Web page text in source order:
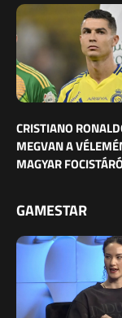
CRISTIANO
MEGVAN A
MAGYAR
GAMESTAR